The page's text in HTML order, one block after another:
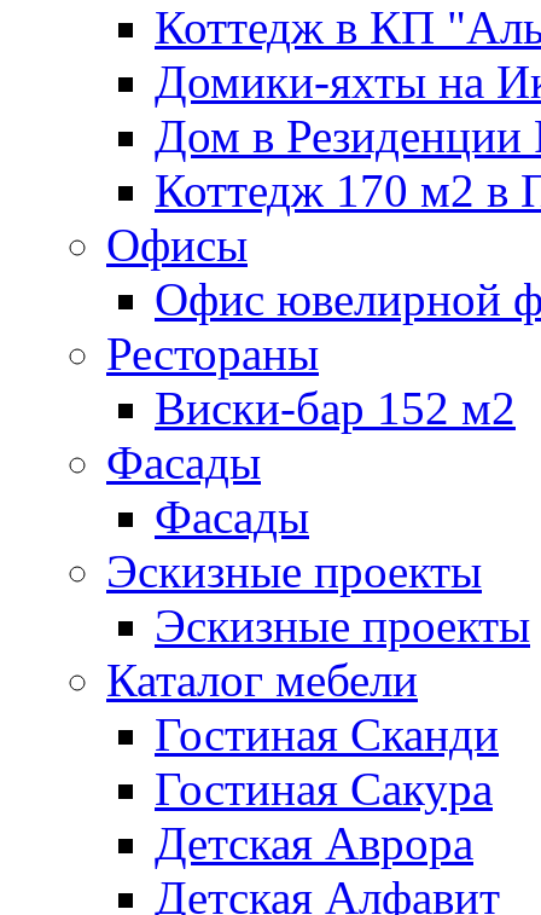
Коттедж в КП
Домики-яхты на
Дом в Резиденции
Коттедж 170 м2 в
Офисы
Офис ювелирной
Рестораны
Виски-бар 152 м2
Фасады
Фасады
Эскизные проекты
Эскизные проекты
Каталог мебели
Гостиная Сканди
Гостиная Сакура
Детская Аврора
Детская Алфавит